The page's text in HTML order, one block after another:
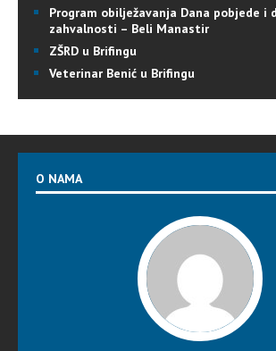
Program obilježavanja Dana pobjede i
zahvalnosti – Beli Manastir
ZŠRD u Brifingu
Veterinar Benić u Brifingu
O NAMA